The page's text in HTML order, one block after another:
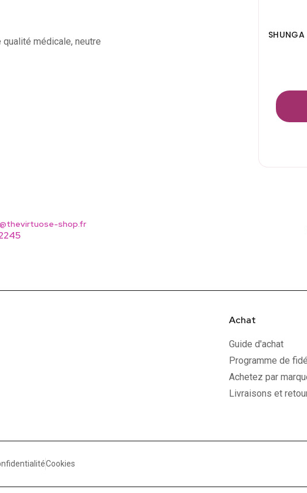
médicale, neutre
shop.fr
Achat
Guide d'achat
Programme de
Achetez par
Livraisons et
Cookies